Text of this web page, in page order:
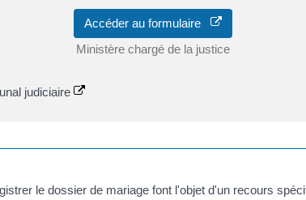
Accéder au formulaire
Ministère chargé de la justice
judiciaire
le dossier de mariage font l'objet d'un recours